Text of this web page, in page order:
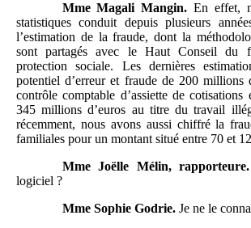
Mme Magali Mangin. En effet,
statistiques conduit depuis plusieurs
l’estimation de la fraude, dont la
sont partagés avec le Haut Conseil du
protection sociale. Les dernières
potentiel d’erreur et fraude de 200 millions
contrôle comptable d’assiette de
345 millions d’euros au titre du travail
récemment, nous avons aussi chiffré la
familiales pour un montant situé entre 70 et
Mme Joëlle Mélin, rapporteure.
logiciel ?
Mme Sophie Godrie.Je ne le